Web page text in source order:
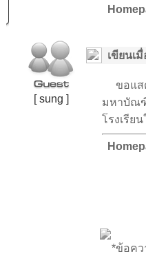
[ sung ]
เขียนเ
ขอแสด
มหาบัณฑิ
โรงเรีย
*ข้อคว